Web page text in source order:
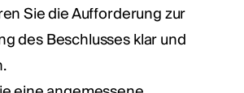
Sie die Aufforderung zur
des Beschlusses klar und